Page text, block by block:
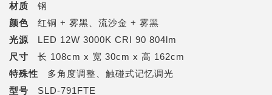
材质 钢
颜色 红铜 + 雾黑、流沙金 + 雾黑
光源 LED 12W 3000K CRI 90 804lm
尺寸 长 108cm x 宽 30cm x 高 162cm
特殊性 多角度调整、触碰式记忆调光
型号 SLD-791FTE